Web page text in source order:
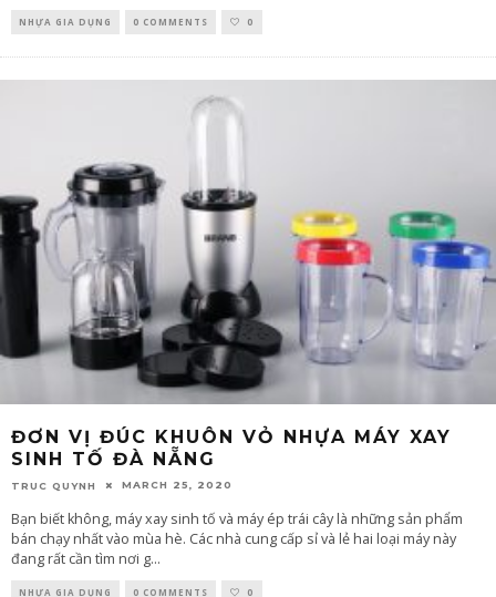
NHỰA GIA DỤNG 0 COMMENTS 0
ĐƠN VỊ ĐÚC KHUÔN VỎ NHỰA MÁY XAY
SINH TỐ ĐÀ NẴNG
TRUC QUYNH MARCH 25, 2020
Bạn biết không, máy xay sinh tố và máy ép trái cây là những sản phẩm
bán chạy nhất vào mùa hè. Các nhà cung cấp sỉ và lẻ hai loại máy này
đang rất cần tìm nơi g...
NHỰA GIA DỤNG 0 COMMENTS 0